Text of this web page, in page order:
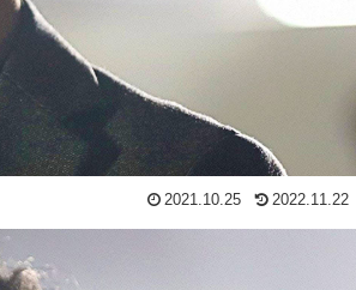
2021.10.25 2022.11.22